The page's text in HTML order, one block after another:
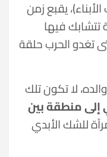
يقبع زمن
فيها
تغدو الحرب حلقة
لا تكون تلك
منطقة بين
للشك الأبدي